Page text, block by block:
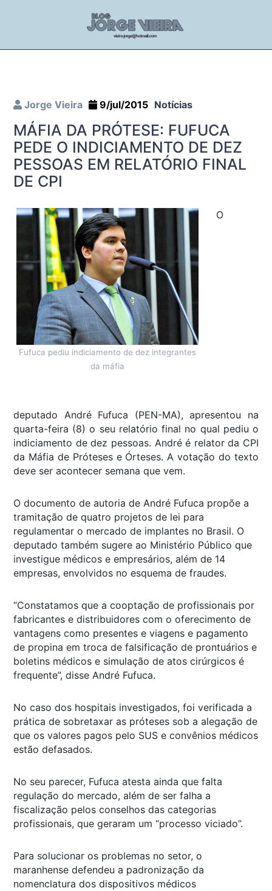
Jorge Vieira 9/jul/2015 Notícias
MÁFIA DA PRÓTESE: FUFUCA
PEDE O INDICIAMENTO DE DEZ
PESSOAS EM RELATÓRIO FINAL
DE CPI
Fufuca pediu indiciamento de dez integrantes
da máfia
O
deputado André Fufuca (PEN-MA), apresentou na
quarta-feira (8) o seu relatório final no qual pediu o
indiciamento de dez pessoas. André é relator da CPI
da Máfia de Próteses e Órteses. A votação do texto
deve ser acontecer semana que vem.
O documento de autoria de André Fufuca propõe a
tramitação de quatro projetos de lei para
regulamentar o mercado de implantes no Brasil. O
deputado também sugere ao Ministério Público que
investigue médicos e empresários, além de 14
empresas, envolvidos no esquema de fraudes.
“Constatamos que a cooptação de profissionais por
fabricantes e distribuidores com o oferecimento de
vantagens como presentes e viagens e pagamento
de propina em troca de falsificação de prontuários e
boletins médicos e simulação de atos cirúrgicos é
frequente”, disse André Fufuca.
No caso dos hospitais investigados, foi verificada a
prática de sobretaxar as próteses sob a alegação de
que os valores pagos pelo SUS e convênios médicos
estão defasados.
No seu parecer, Fufuca atesta ainda que falta
regulação do mercado, além de ser falha a
fiscalização pelos conselhos das categorias
profissionais, que geraram um “processo viciado”.
Para solucionar os problemas no setor, o
maranhense defendeu a padronização da
nomenclatura dos dispositivos médicos